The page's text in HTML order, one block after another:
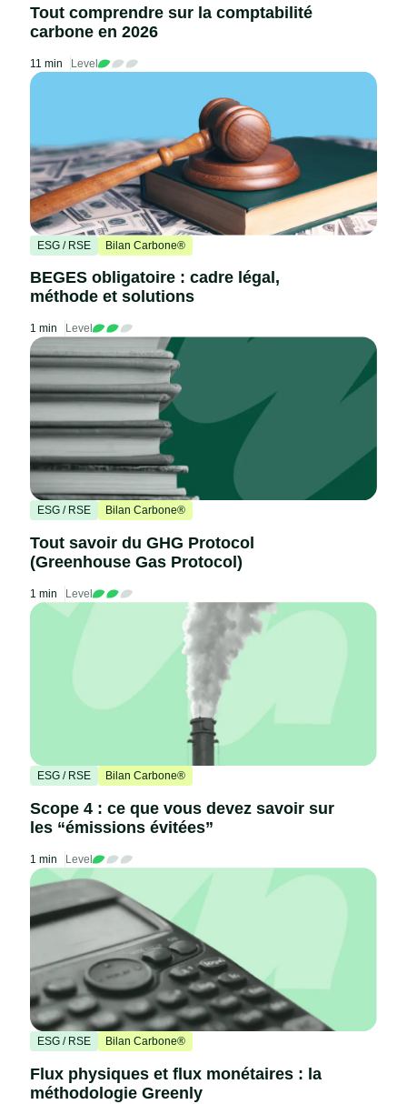
Tout comprendre sur la comptabilité
carbone en 2026
11 min Level
ESG / RSE Bilan Carbone®
BEGES obligatoire : cadre légal,
méthode et solutions
1 min Level
ESG / RSE Bilan Carbone®
Tout savoir du GHG Protocol
(Greenhouse Gas Protocol)
1 min Level
ESG / RSE Bilan Carbone®
Scope 4 : ce que vous devez savoir sur
les “émissions évitées”
1 min Level
ESG / RSE Bilan Carbone®
Flux physiques et flux monétaires : la
méthodologie Greenly